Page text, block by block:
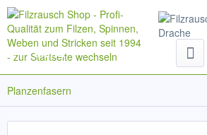
Menü
Planzenfasern